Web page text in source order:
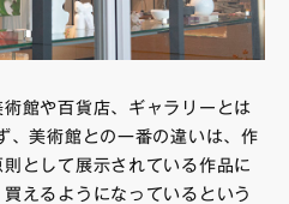
館や百貨店、ギャラリーとは
、美術館との一番の違いは、作
として展示されている作品に
えるようになっているという